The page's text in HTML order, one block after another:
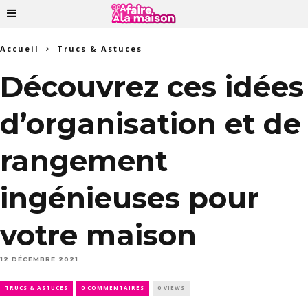
Accueil Trucs & Astuces
Découvrez ces idées
d’organisation et de
rangement
ingénieuses pour
votre maison
12 DÉCEMBRE 2021
TRUCS & ASTUCES 0 COMMENTAIRES 0 VIEWS